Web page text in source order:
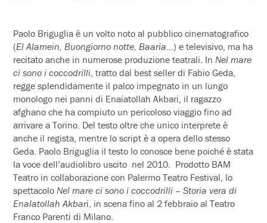
Paolo Briguglia è un volto noto al pubblico cinematografico
(El Alamein, Buongiorno notte, Baaria …) e televisivo, ma ha
recitato anche in numerose produzione teatrali. In Nel mare
ci sono i coccodrilli, tratto dal best seller di Fabio Geda,
regge splendidamente il palco impegnato in un lungo
monologo nei panni di Enaiatollah Akbari il ragazzo
afghano che ha compiuto un pericoloso viaggio fino ad
arrivare a Torino. Del testo oltre che unico interprete è
anche il regista, mentre lo script è a opera dello stesso
Geda. Paolo Briguglia il testo lo conosce bene poiché è stata
la voce dell’audiolibro uscito nel 2010. Prodotto BAM
Teatro in collaborazione con Palermo Teatro Festival, lo
spettacolo Nel mare ci sono i coccodrilli – Storia vera di
Enalatollah Akbari, in scena fino al 2 febbraio al Teatro
Franco Parenti di Milano.